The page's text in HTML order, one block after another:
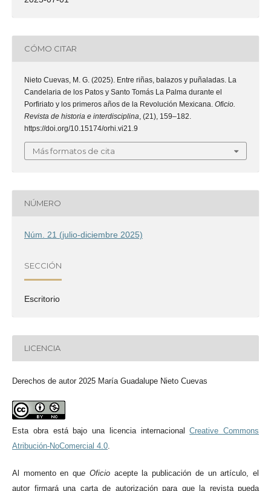
CÓMO CITAR
Nieto Cuevas, M. G. (2025). Entre riñas, balazos y puñaladas. La
Candelaria de los Patos y Santo Tomás La Palma durante el
Porfiriato y los primeros años de la Revolución Mexicana. Oficio.
Revista de historia e interdisciplina, (21), 159–182.
https://doi.org/10.15174/orhi.vi21.9
Más formatos de cita
NÚMERO
Núm. 21 (julio-diciembre 2025)
SECCIÓN
Escritorio
LICENCIA
Derechos de autor 2025 María Guadalupe Nieto Cuevas
Esta obra está bajo una licencia internacionalCreative Commons
Atribución-NoComercial 4.0
Al momento en que Oficioacepte la publicación de un artículo, el
autor firmará una carta de autorización para que la revista pueda